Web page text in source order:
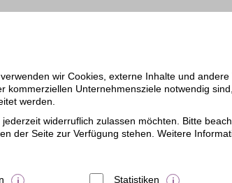
wir Cookies, externe Inhalte und
Unternehmensziele notwendig
werden.
widerruflich zulassen möchten. Bitte
der Seite zur Verfügung stehen. Weitere
Statistiken